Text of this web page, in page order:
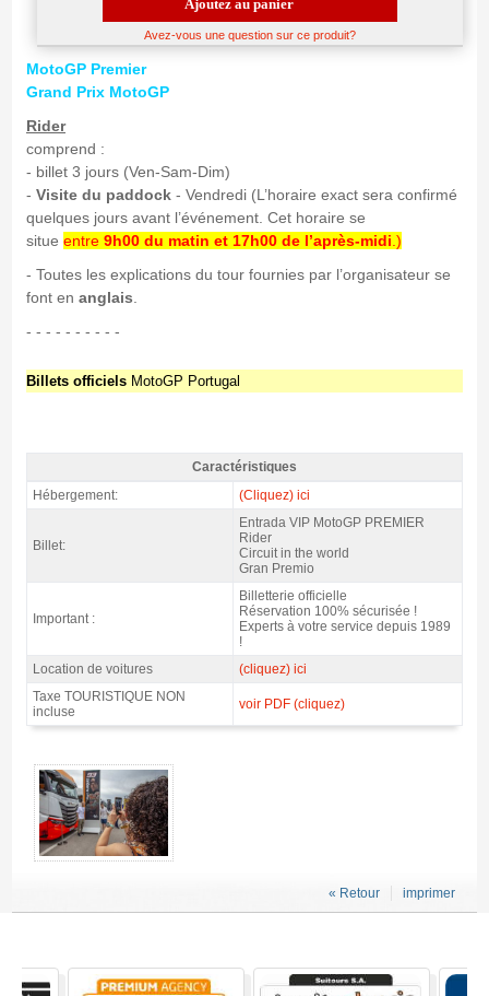
Avez-vous une question sur ce produit?
MotoGP Premier
Grand Prix MotoGP
Rider
comprend :
- billet 3 jours (Ven-Sam-Dim)
- Visite du paddock- Vendredi (L’horaire exact sera confirmé
quelques jours avant l’événement. Cet horaire se
situe entre 9h00 du matin et 17h00 de l’après-midi .)
- Toutes les explications du tour fournies par l’organisateur se
font en anglais
- - - - - - - - - -
Billets officielsMotoGP Portugal
MotoGP Premier Expérience Rider DANS LE MONDE 2026 -
Caractéristiques
Caractéristiques
Hébergement:
(Cliquez) ici
Billet:
Entrada VIP MotoGP PREMIER
Rider
Circuit in the world
Gran Premio
Important :
Billetterie officielle
Réservation 100% sécurisée !
Experts à votre service depuis 1989
!
Location de voitures
(cliquez) ici
Taxe TOURISTIQUE NON
incluse
voir PDF (cliquez)
imprimer
« Retour